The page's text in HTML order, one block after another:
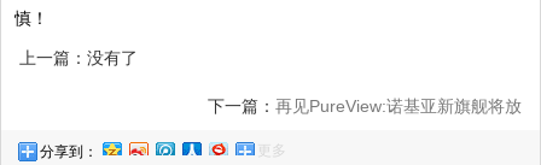
慎！
上一篇：没有了
下一篇： 再见PureView:诺基亚新旗舰将放
分享到： 更多